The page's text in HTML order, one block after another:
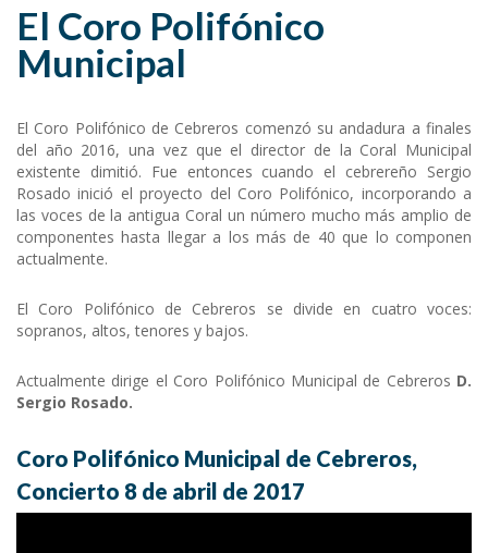
El Coro Polifónico
Municipal
El Coro Polifónico de Cebreros comenzó su andadura a finales
del año 2016, una vez que el director de la Coral Municipal
existente dimitió. Fue entonces cuando el cebrereño Sergio
Rosado inició el proyecto del Coro Polifónico, incorporando a
las voces de la antigua Coral un número mucho más amplio de
componentes hasta llegar a los más de 40 que lo componen
actualmente.
El Coro Polifónico de Cebreros se divide en cuatro voces:
sopranos, altos, tenores y bajos.
Actualmente dirige el Coro Polifónico Municipal de Cebreros D.
Sergio Rosado.
Coro Polifónico Municipal de Cebreros,
Concierto 8 de abril de 2017